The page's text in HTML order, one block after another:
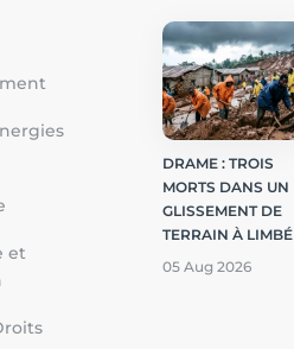
et
DRAME : TROIS
MORTS DANS UN
GLISSEMENT DE
TERRAIN À LIMBÉ
05 Aug 2026